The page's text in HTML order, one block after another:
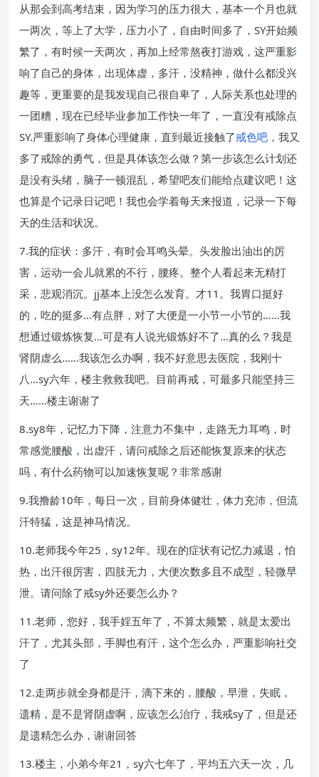
从那会到高考结束，因为学习的压力很大，基本一个月也就
一两次，等上了大学，压力小了，自由时间多了，SY开始频
繁了，有时候一天两次，再加上经常熬夜打游戏，这严重影
响了自己的身体，出现体虚，多汗，没精神，做什么都没兴
趣等，更重要的是我发现自己很自卑了，人际关系也处理的
一团糟，现在已经毕业参加工作快一年了，一直没有戒除点
SY.严重影响了身体心理健康，直到最近接触了戒色吧 ，我又
多了戒除的勇气，但是具体该怎么做？第一步该怎么计划还
是没有头绪，脑子一顿混乱，希望吧友们能给点建议吧！这
也算是个记录日记吧！我也会学着每天来报道，记录一下每
天的生活和状况。
7.我的症状：多汗，有时会耳鸣头晕。头发脸出油出的厉
害，运动一会儿就累的不行，腰疼。整个人看起来无精打
采，悲观消沉。jj基本上没怎么发育。才11。我胃口挺好
的，吃的挺多…有点胖，对了大便是一小节一小节的……我
想通过锻炼恢复…可是有人说光锻炼好不了…真的么？我是
肾阴虚么……我该怎么办啊，我不好意思去医院，我刚十
八…sy六年，楼主救救我吧。目前再戒，可最多只能坚持三
天……楼主谢谢了
8.sy8年，记忆力下降，注意力不集中，走路无力耳鸣，时
常感觉腰酸，出虚汗，请问戒除之后还能恢复原来的状态
吗，有什么药物可以加速恢复呢？非常感谢
9.我撸龄10年，每日一次，目前身体健壮，体力充沛，但流
汗特猛，这是神马情况。
10.老师我今年25，sy12年。现在的症状有记忆力减退，怕
热，出汗很厉害，四肢无力，大便次数多且不成型，轻微早
泄。请问除了戒sy外还要怎么办？
11.老师，您好，我手婬五年了，不算太频繁，就是太爱出
汗了，尤其头部，手脚也有汗，这个怎么办，严重影响社交
了
12.走两步就全身都是汗，滴下来的，腰酸，早泄，失眠，
遗精，是不是肾阴虚啊，应该怎么治疗，我戒sy了，但是还
是遗精怎么办，谢谢回答
13.楼主，小弟今年21，sy六七年了，平均五六天一次，几